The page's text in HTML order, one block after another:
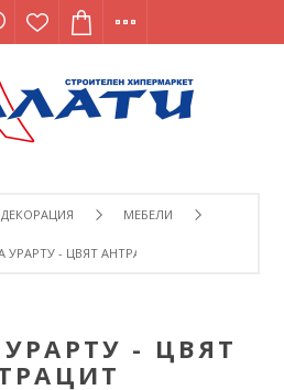
ДЕКОРАЦИЯ МЕБЕЛИ
УРАРТУ - ЦВЯТ АНТРАЦИТ
- ЦВЯТ